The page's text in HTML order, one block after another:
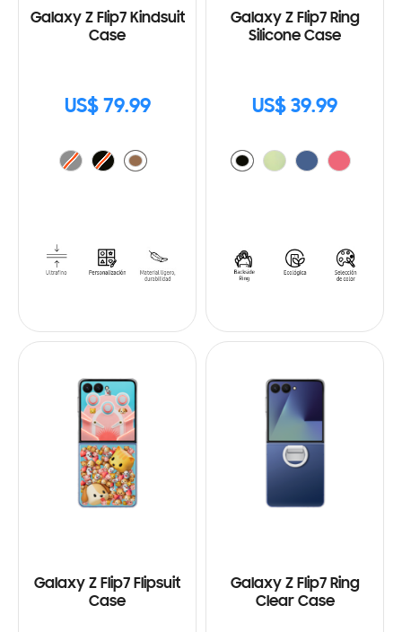
Galaxy Z Flip7 Kindsuit
Case
US$ 79.99
Galaxy Z Flip7 Ring
Silicone Case
US$ 39.99
Galaxy Z Flip7 Flipsuit
Case
Galaxy Z Flip7 Ring
Clear Case